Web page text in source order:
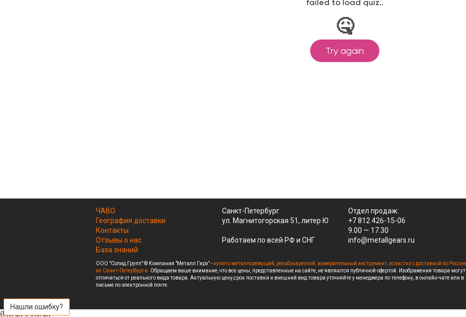
ЧАВО
География доставки
Контакты
Отзывы о нас
База знаний
Санкт-Петербург
ул. Магнитогорская 51, литер Ю
Работаем по всей РФ и СНГ
Отдел продаж:
+7 812 426-15-06
9.00 — 17.30
info@metallgears.ru
ООО "Солид Групп" © Компания "Металл Гирз" - купить металлорежущий, резьбонарезной, измерительный инструмент, оснастку с доставкой по России
из Санкт-Петербурга.
Обращаем ваше внимание, что все цены, представленные на сайте, не являются публичной офертой. Изображения товара могут
отличаться от реального вида товара. Актуальную цену,срок поставки и внешний вид товара уточняйте у менеджера по телефону, в онлайн-чате или в
письме по электронной почте.
{literal}{/literal}
Нашли ошибку?